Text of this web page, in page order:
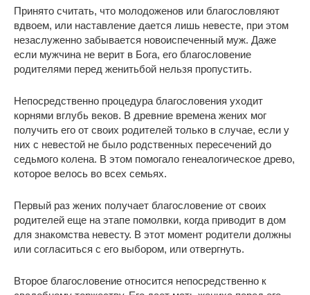
Принято считать, что молодоженов или благословляют
вдвоем, или наставление дается лишь невесте, при этом
незаслуженно забывается новоиспеченный муж. Даже
если мужчина не верит в Бога, его благословение
родителями перед женитьбой нельзя пропустить.
Непосредственно процедура благословения уходит
корнями вглубь веков. В древние времена жених мог
получить его от своих родителей только в случае, если у
них с невестой не было родственных пересечений до
седьмого колена. В этом помогало генеалогическое древо,
которое велось во всех семьях.
Первый раз жених получает благословение от своих
родителей еще на этапе помолвки, когда приводит в дом
для знакомства невесту. В этот момент родители должны
или согласиться с его выбором, или отвергнуть.
Второе благословение относится непосредственно к